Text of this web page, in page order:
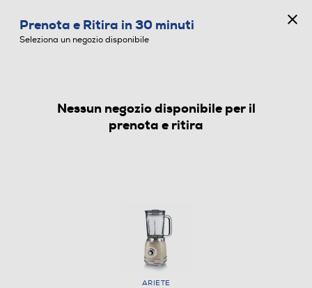
FRULLATORI
Prenota e Ritira in 30 minuti
Seleziona un negozio disponibile
Nessun negozio disponibile per il
prenota e ritira
ARIETE